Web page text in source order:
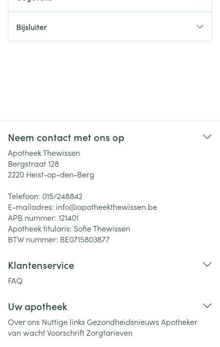
Bijsluiter
Neem contact met ons op
Apotheek Thewissen
Bergstraat 128
2220 Heist-op-den-Berg
Telefoon: 015/248842
E-mailadres: info@apotheekthewissen.be
APB nummer: 121401
Apotheek titularis: Sofie Thewissen
BTW nummer: BE0715803877
Klantenservice
FAQ
Uw apotheek
Over ons Nuttige links Gezondheidsnieuws Apotheker
van wachtVoorschriftZorgtarieven